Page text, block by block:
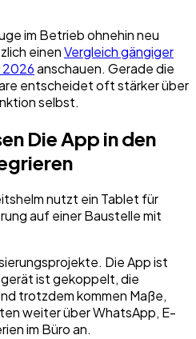
im Betrieb ohnehin neu
einenVergleich gängiger
anschauen. Gerade die
entscheidet oft stärker über
selbst.
Die App in den
Die App ist
ist gekoppelt, die
trotzdem kommen Maße,
weiter über WhatsApp, E-
im Büro an.